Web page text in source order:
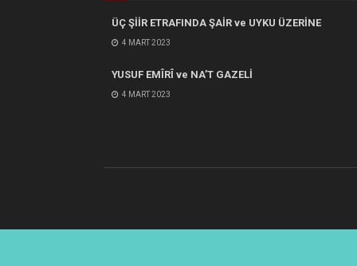
ÜÇ ŞİİR ETRAFINDA ŞAİR ve UYKU ÜZERİNE
4 MART 2023
YUSUF EMÎRÎ ve NA’T GAZELİ
4 MART 2023